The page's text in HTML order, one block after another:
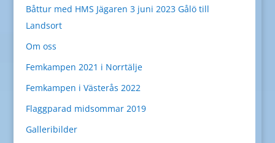
Båttur med HMS Jägaren 3 juni 2023 Gålö till
Landsort
Om oss
Femkampen 2021 i Norrtälje
Femkampen i Västerås 2022
Flaggparad midsommar 2019
Galleribilder